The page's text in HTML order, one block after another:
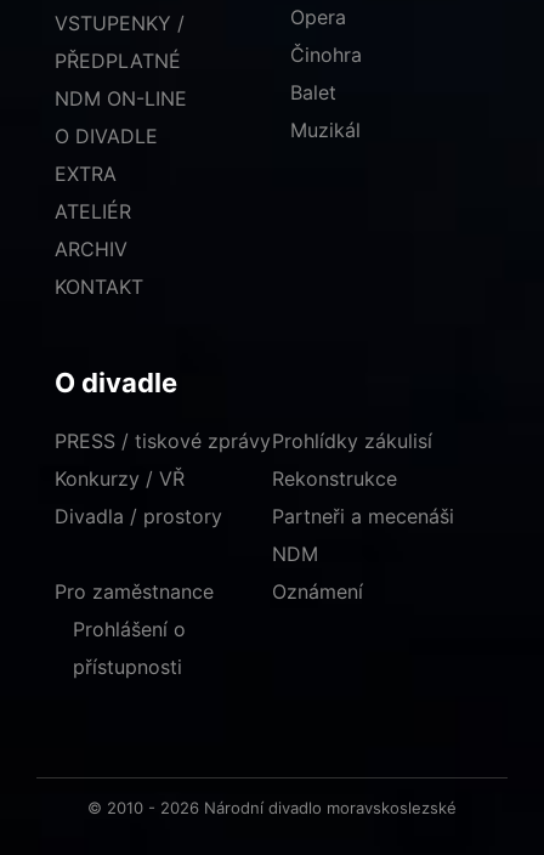
VSTUPENKY /
PŘEDPLATNÉ
NDM ON-LINE
O DIVADLE
EXTRA
ATELIÉR
ARCHIV
KONTAKT
Opera
Činohra
Balet
Muzikál
O divadle
PRESS / tiskové zprávy
Konkurzy / VŘ
Divadla / prostory
Prohlídky zákulisí
Rekonstrukce
Partneři a mecenáši
NDM
Pro zaměstnance
Oznámení
Prohlášení o
přístupnosti
© 2010 - 2026 Národní divadlo moravskoslezské